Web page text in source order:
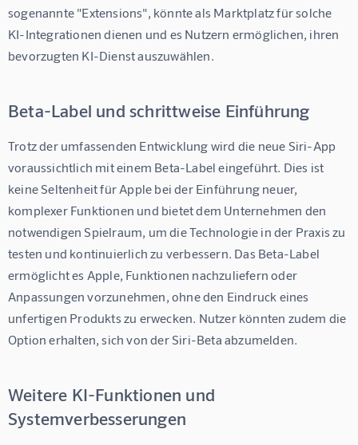
sogenannte "Extensions", könnte als Marktplatz für solche
KI-Integrationen dienen und es Nutzern ermöglichen, ihren
bevorzugten KI-Dienst auszuwählen.
Beta-Label und schrittweise Einführung
Trotz der umfassenden Entwicklung wird die neue Siri-App
voraussichtlich mit einem Beta-Label eingeführt. Dies ist
keine Seltenheit für Apple bei der Einführung neuer,
komplexer Funktionen und bietet dem Unternehmen den
notwendigen Spielraum, um die Technologie in der Praxis zu
testen und kontinuierlich zu verbessern. Das Beta-Label
ermöglicht es Apple, Funktionen nachzuliefern oder
Anpassungen vorzunehmen, ohne den Eindruck eines
unfertigen Produkts zu erwecken. Nutzer könnten zudem die
Option erhalten, sich von der Siri-Beta abzumelden.
Weitere KI-Funktionen und
Systemverbesserungen